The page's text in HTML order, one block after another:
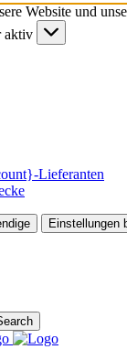
Website und
aktiv
Lieferanten
Einstellungen